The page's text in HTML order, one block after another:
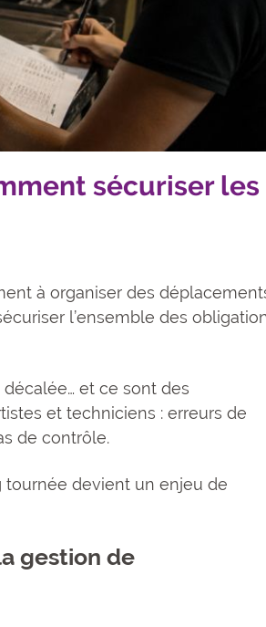
sécuriser les
à organiser des
l’ensemble des
et ce sont des
et techniciens : erreurs de
de contrôle.
tournée devient un enjeu de
gestion de